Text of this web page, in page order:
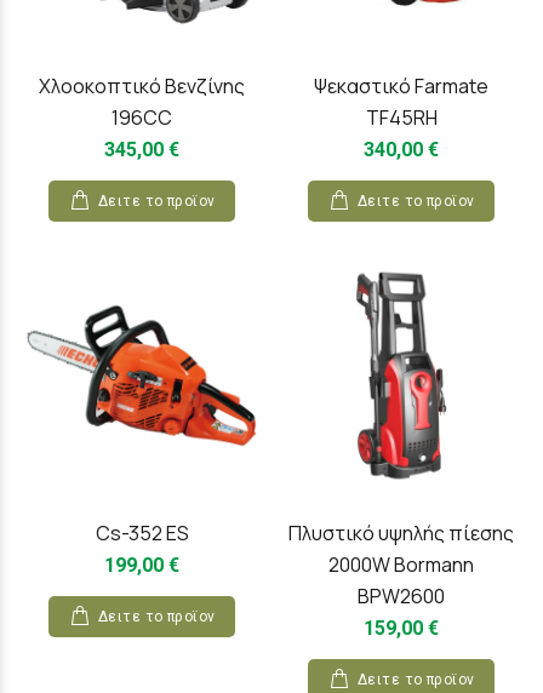
Χλοοκοπτικό Βενζίνης
196CC
345,00 €
Δειτε το προϊoν
Ψεκαστικό Farmate
TF45RH
340,00 €
Δειτε το προϊoν
Cs-352 ES
199,00 €
Δειτε το προϊoν
Πλυστικό υψηλής πίεσης
2000W Bormann
BPW2600
159,00 €
Δειτε το προϊoν